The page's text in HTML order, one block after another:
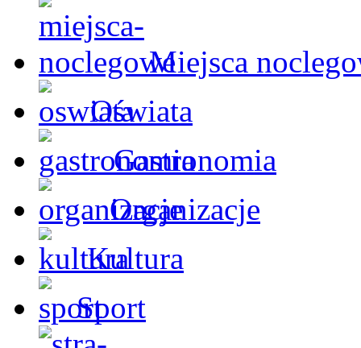
Miejsca
Oświata
Gastronomia
Organizacje
Kultura
Sport